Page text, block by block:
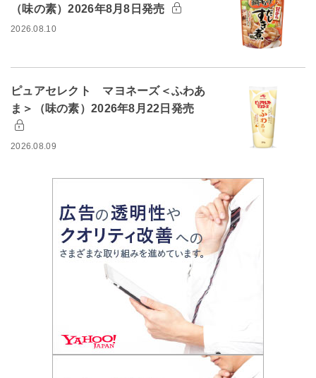
（味の素）2026年8月8日発売
2026.08.10
ピュアセレクト マヨネーズ＜ふわあ
ま＞（味の素）2026年8月22日発売
2026.08.09